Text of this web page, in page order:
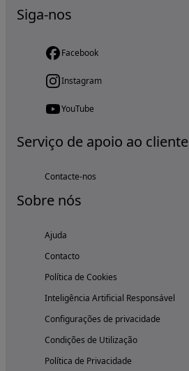
Siga-nos
Facebook
Instagram
YouTube
Serviço de apoio ao cliente
Contacte-nos
Sobre nós
Ajuda
Contacto
Política de Cookies
Inteligência Artificial Responsável
Configurações de privacidade
Condições de Utilização
Política de Privacidade